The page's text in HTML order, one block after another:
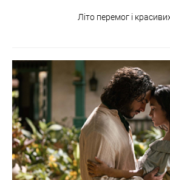
Літо перемог і красивих